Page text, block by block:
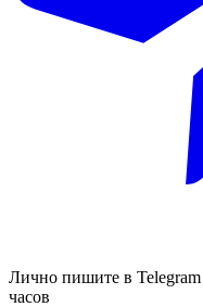
Лично пишите в
часов